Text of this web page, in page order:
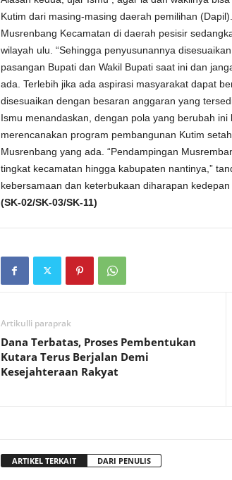
Kutim dari masing-masing daerah pemilihan
Musrenbang Kecamatan di daerah pesisir
wilayah ulu. “Sehingga penyusunannya
pasangan Bupati dan Wakil Bupati saat ini dan
ada. Terlebih jika ada aspirasi masyarakat dapat
disesuaikan dengan besaran anggaran yang
Ismu menandaskan, dengan pola yang berubah
merencanakan program pembangunan Kutim
Musrenbang yang ada. “Pendampingan
tingkat kecamatan hingga kabupaten nantinya,”
kebersamaan dan keterbukaan diharapan
(SK-02/SK-03/SK-11)
Artikulli paraprak
Dana Terbatas, Proses Pembentukan
Kutara Terus Berjalan Demi
Kesejahteraan Rakyat
ARTIKEL TERKAIT DARI PENULIS